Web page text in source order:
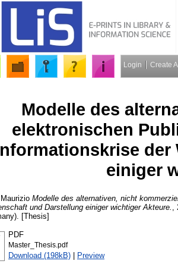
Login Create
Modelle des
elektronischen
einiger
Modelle des alternativen, nicht
und Darstellung einiger wichtiger Akteure.
[Thesis]
PDF
Master_Thesis.pdf
Download (198kB) | Preview